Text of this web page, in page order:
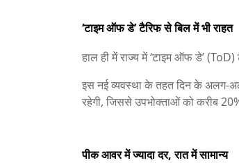
‘टाइम ऑफ डे’ टैरिफ से बिल में भी राहत
हाल ही में राज्य में ‘टाइम ऑफ डे’ (ToD)
इस नई व्यवस्था के तहत दिन के अलग-
रहेगी, जिससे उपभोक्ताओं को करीब
पीक आवर में ज्यादा दर, रात में सामान्य